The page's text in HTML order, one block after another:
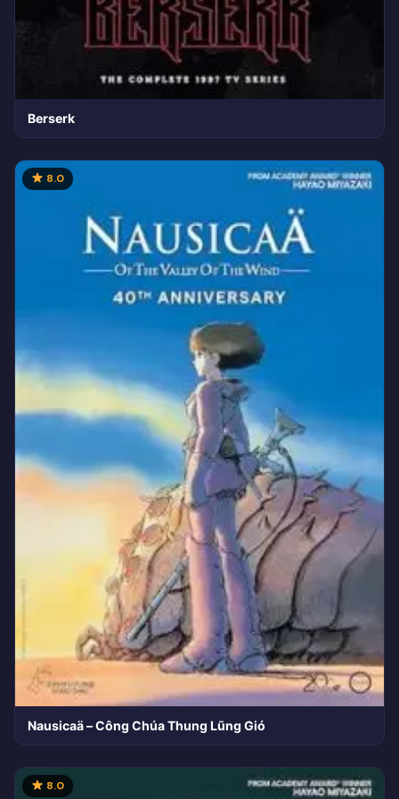
Berserk
8.0
Nausicaä – Công Chúa Thung Lũng Gió
8.0